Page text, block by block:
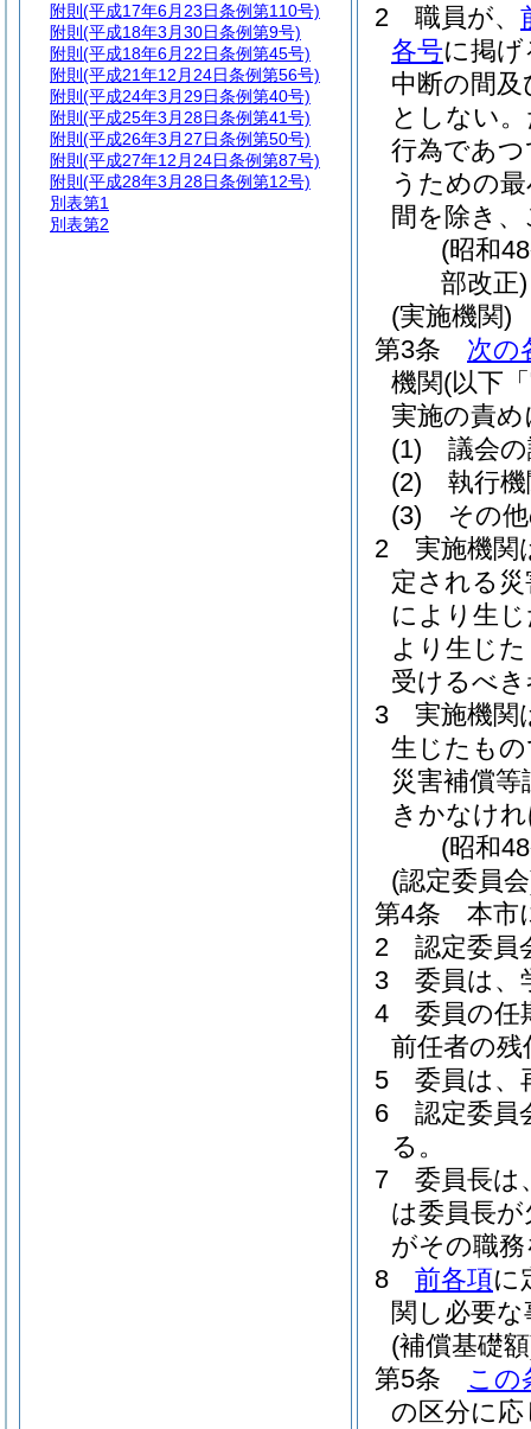
2
職員が、
各号に掲
中断の間
としない。
行為であ
うための
間を除き
(昭和
部改正)
(実施機関)
第3条
次の
機関(以下
実施の責
(1)
議会
(2)
執行
(3)
その
2
実施機関
定される
により生
より生じ
受けるべ
3
実施機関
生じたも
災害補償等
きかなけ
(昭和
(認定委員
第4条
本市
2
認定委員
3
委員は、
4
委員の任
前任者の
5
委員は、
6
認定委員
る。
7
委員長は
は委員長
がその職
8
前各項に
関し必要
(補償基礎
第5条
この
の区分に応
附則 (平成17年6月23日条例第110号)
附則 (平成18年3月30日条例第9号)
附則 (平成18年6月22日条例第45号)
附則 (平成21年12月24日条例第56号)
附則 (平成24年3月29日条例第40号)
附則 (平成25年3月28日条例第41号)
附則 (平成26年3月27日条例第50号)
附則 (平成27年12月24日条例第87号)
附則 (平成28年3月28日条例第12号)
別表第1
別表第2